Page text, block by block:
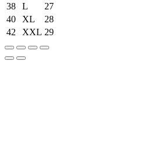
38
L
27
40
XL
28
42
XXL 29